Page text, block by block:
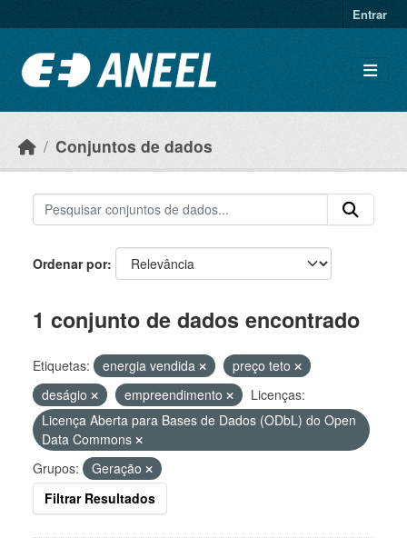
Entrar
Conjuntos de dados
Ordenar por
1 conjunto de dados encontrado
Etiquetas: energia vendida
preço teto
deságio
empreendimento
Licenças:
Licença Aberta para Bases de Dados (ODbL) do Open
Data Commons
Grupos:
Geração
Filtrar Resultados